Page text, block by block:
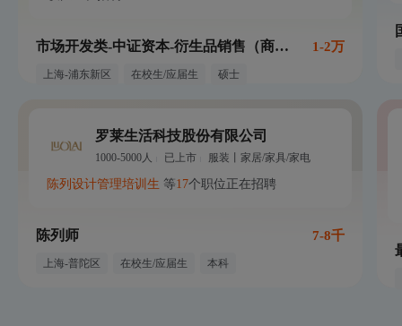
市场开发类-中证资本-衍生品销售（商品）（上海） 1-2万
上海-浦东新区 在校生/应届生 硕士
罗莱生活科技股份有限公司
1000-5000人 已上市 服装丨家居/家具/家电
陈列设计管理培训生 等17个职位正在招聘
陈列师 7-8千
上海-普陀区 在校生/应届生 本科